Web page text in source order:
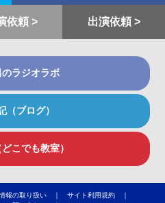
依頼 > 出演依頼 >
ラジオラボ
（ブログ）
こでも教室）
報の取り扱い ｜ サイト利用規約 ｜